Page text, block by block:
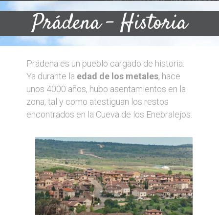
Prádena – Historia
Prádena es un pueblo cargado de historia.
Ya durante la edad de los metales, hace
unos 4000 años, hubo asentamientos en la
zona, tal y como atestiguan los restos
encontrados en la Cueva de los Enebralejos.